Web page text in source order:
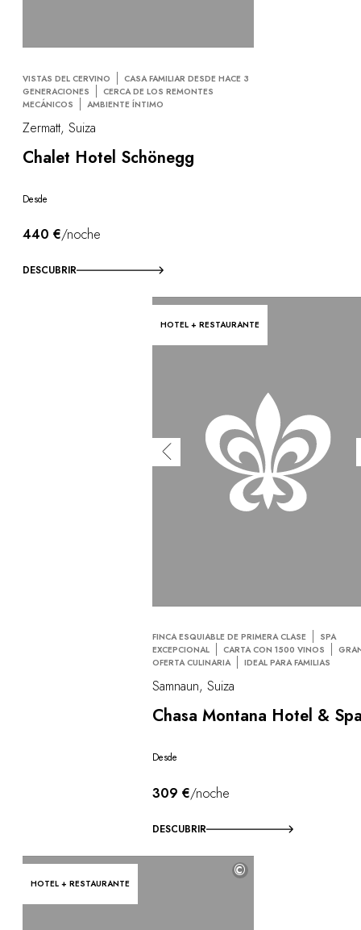
VISTAS DEL CERVINO
CASA FAMILIAR DESDE HACE 3
GENERACIONES
CERCA DE LOS REMONTES
MECÁNICOS
AMBIENTE ÍNTIMO
Zermatt, Suiza
Chalet Hotel Schönegg
Desde
440 €/noche
DESCUBRIR
HOTEL + RESTAURANTE
FINCA ESQUIABLE DE PRIMERA CLASE
SPA
EXCEPCIONAL
CARTA CON 1500 VINOS
OFERTA CULINARIA
IDEAL PARA FAMILIAS
Samnaun, Suiza
Chasa Montana Hotel &
Desde
309 €/noche
DESCUBRIR
HOTEL + RESTAURANTE
©